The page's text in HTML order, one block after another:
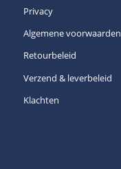
Privacy
Algemene voorwaarden
Retourbeleid
Verzend & leverbeleid
Klachten